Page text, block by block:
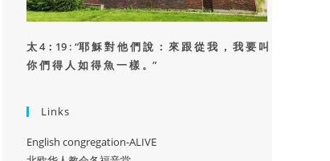
太 4：19 : “耶 穌 對 他 們 說 ： 來 跟 從 我 ， 我 要 叫
你 們 得 人 如 得 魚 一 樣 。”
Links
English congregation-ALIVE